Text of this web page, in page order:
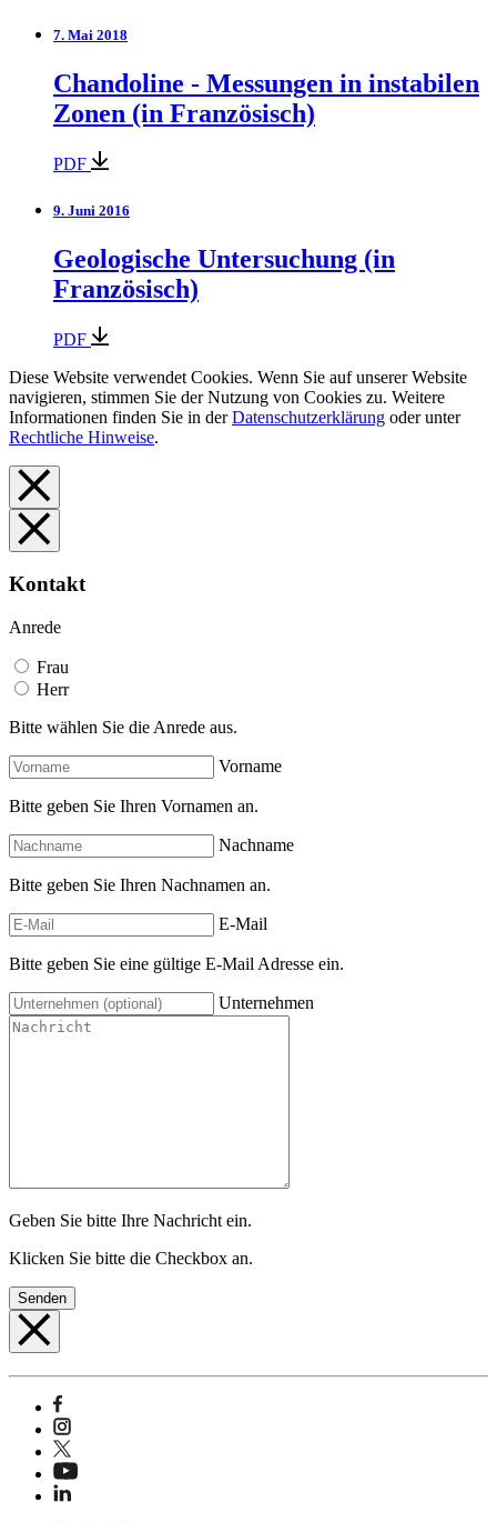
7. Mai 2018
Chandoline - Messungen in instabilen
Zonen (in Französisch)
PDF
9. Juni 2016
Geologische Untersuchung (in
Französisch)
PDF
Diese Website verwendet Cookies. Wenn Sie auf unserer Website
navigieren, stimmen Sie der Nutzung von Cookies zu. Weitere
Informationen finden Sie in derDatenschutzerklärung oder unter
Rechtliche Hinweise.
Kontakt
Anrede
Frau
Herr
Bitte wählen Sie die Anrede aus.
Vorname
Bitte geben Sie Ihren Vornamen an.
Nachname
Bitte geben Sie Ihren Nachnamen an.
E-Mail
Bitte geben Sie eine gültige E-Mail Adresse ein.
Unternehmen
Geben Sie bitte Ihre Nachricht ein.
Klicken Sie bitte die Checkbox an.
Senden